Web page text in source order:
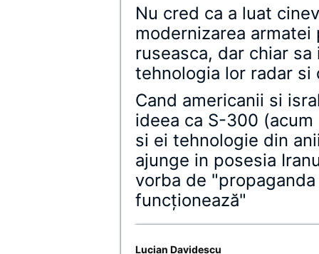
Nu cred ca a luat
modernizarea
ruseasca, dar chiar
tehnologia lor radar
Cand americanii si
ideea ca S-300
si ei tehnologie din
ajunge in posesia
vorba de
funcţionează"
Lucian Davidescu